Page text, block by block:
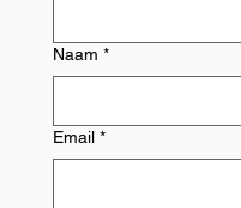
Naam *
Email *